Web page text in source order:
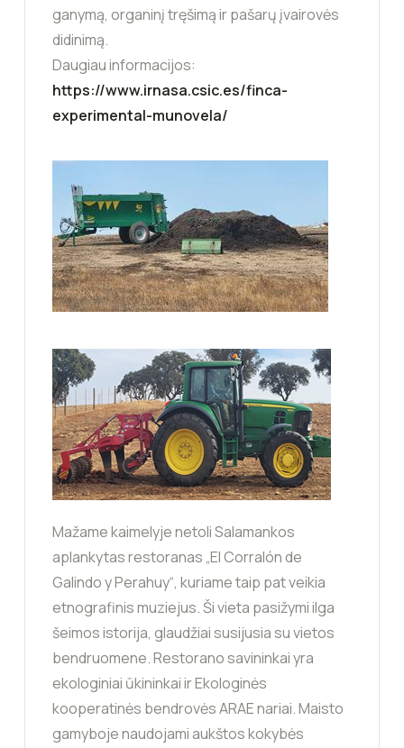
ganymą, organinį tręšimą ir pašarų įvairovės
didinimą.
Daugiau informacijos:
https://www.irnasa.csic.es/finca-
experimental-munovela/
Mažame kaimelyje netoli Salamankos
aplankytas restoranas „El Corralón de
Galindo y Perahuy“, kuriame taip pat veikia
etnografinis muziejus. Ši vieta pasižymi ilga
šeimos istorija, glaudžiai susijusia su vietos
bendruomene. Restorano savininkai yra
ekologiniai ūkininkai ir Ekologinės
kooperatinės bendrovės ARAE nariai. Maisto
gamyboje naudojami aukštos kokybės